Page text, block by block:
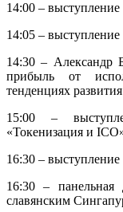
14:00 –
14:05 – выступление
14:30 – Александр
прибыль от
тенденциях
15:00 –
«Токенизация и
16:30 –
16:30 – панельная
славянским